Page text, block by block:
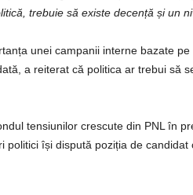
trebuie să existe decență și un
unei campanii interne bazate
a reiterat că politica ar trebui să
tensiunilor crescute din PNL în
politici își dispută poziția de candidat